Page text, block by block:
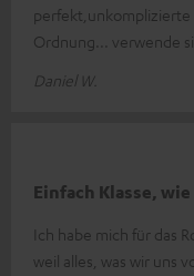
perfekt,unkomplizierte
Ordnung... verwende
Daniel W.
Einfach Klasse,
Ich habe mich für das
weil alles, was wir uns